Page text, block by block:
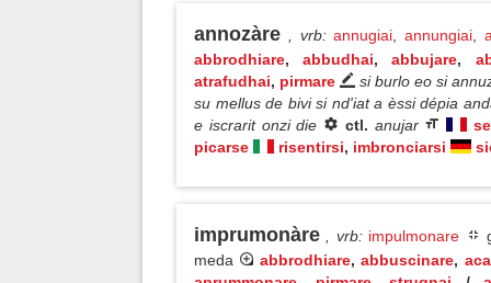
annozàre , vrb: annugiai ,annungiai ,
abbrodhiare,abbudhai,abbujare,
atrafudhai, pirmare
si burlo eo si
su mellus de bivi si nd'iat a èssi dépia
e iscrarit onzi die
ctl. anujar
picarse
risentirsi, imbronciarsi
imprumonàre , vrb: impulmonare
meda
abbrodhiare,abbuscinare,